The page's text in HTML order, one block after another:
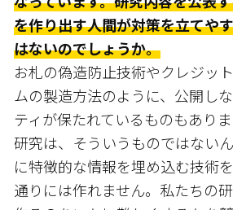
を作り出す人間が対策を立てや
はないのでしょうか。
お札の偽造防止技術やクレジッ
ムの製造方法のように、公開し
ティが保たれているものもあり
研究は、そういうものではない
に特徴的な情報を埋め込む技術
通りには作れません。私たちの